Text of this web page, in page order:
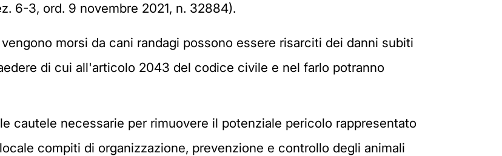
6-3, ord. 9 novembre 2021, n. 32884).
morsi da cani randagi possono essere risarciti dei danni subiti
di cui all'articolo 2043 del codice civile e nel farlo potranno
cautele necessarie per rimuovere il potenziale pericolo rappresentato
compiti di organizzazione, prevenzione e controllo degli animali